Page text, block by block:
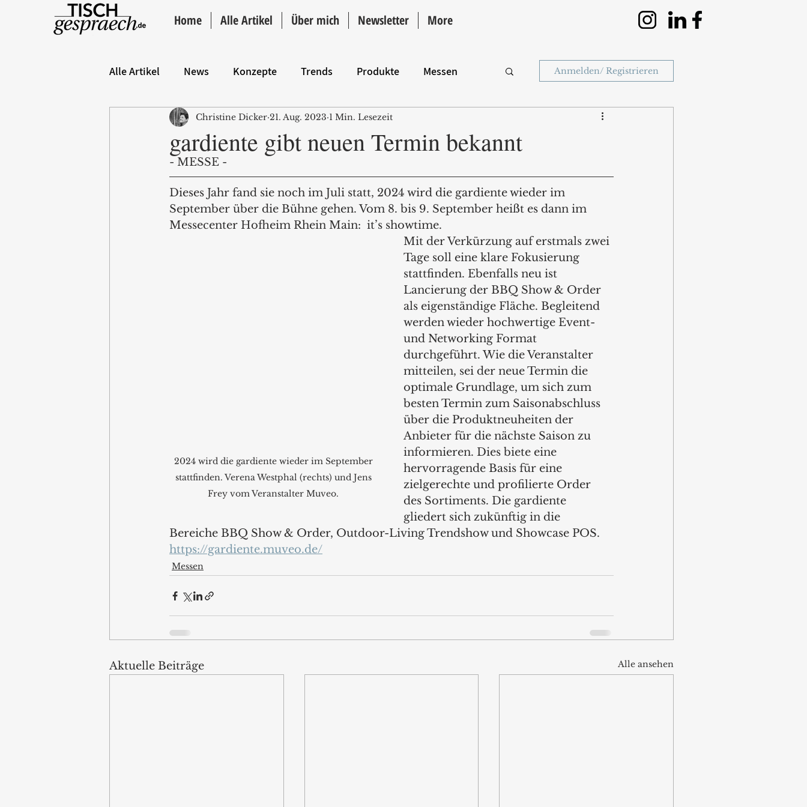
Home Alle Artikel Über mich Newsletter More
Alle Artikel News Konzepte Trends Produkte Messen
Hintergrund ANZEIGE Intro
Anmelden/ Registrieren
gardiente gibt neuen Termin bekannt
Christine Dicker 21. Aug. 2023 1 Min. Lesezeit
- MESSE -
Dieses Jahr fand sie noch im Juli statt, 2024 wird die gardiente wieder im
September über die Bühne gehen. Vom 8. bis 9. September heißt es dann im
Messecenter Hofheim Rhein Main:  it’s showtime.
2024 wird die gardiente wieder im September
stattfinden. Verena Westphal (rechts) und Jens
Frey vom Veranstalter Muveo.
Mit der Verkürzung auf erstmals zwei
Tage soll eine klare Fokusierung
stattfinden. Ebenfalls neu ist
Lancierung der BBQ Show & Order
als eigenständige Fläche. Begleitend
werden wieder hochwertige Event-
und Networking Format
durchgeführt. Wie die Veranstalter
mitteilen, sei der neue Termin die
optimale Grundlage, um sich zum
besten Termin zum Saisonabschluss
über die Produktneuheiten der
Anbieter für die nächste Saison zu
informieren. Dies biete eine
hervorragende Basis für eine
zielgerechte und profilierte Order
des Sortiments. Die gardiente
gliedert sich zukünftig in die
Bereiche BBQ Show & Order, Outdoor-Living Trendshow und Showcase POS.
https://gardiente.muveo.de/
Messen
Aktuelle Beiträge Alle ansehen